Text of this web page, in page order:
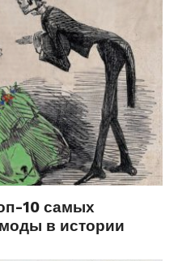
10 самых
в истории